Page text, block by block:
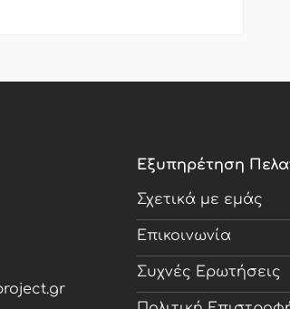
Εξυπηρέτηση
Σχετικά με εμάς
Επικοινωνία
Συχνές Ερωτήσεις